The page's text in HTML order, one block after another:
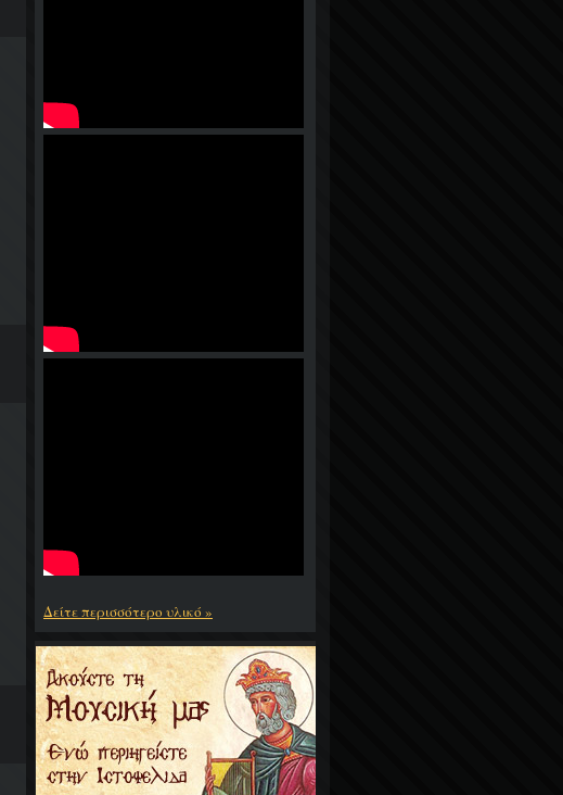
Δείτε περισσότερο υλικό »